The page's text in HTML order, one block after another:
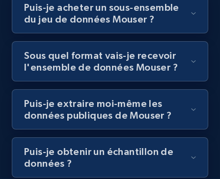
Puis-je acheter un sous-ensemble
du jeu de données Mouser ?
Sous quel format vais-je recevoir
l'ensemble de données Mouser ?
Puis-je extraire moi-même les
données publiques de Mouser ?
Puis-je obtenir un échantillon de
données ?